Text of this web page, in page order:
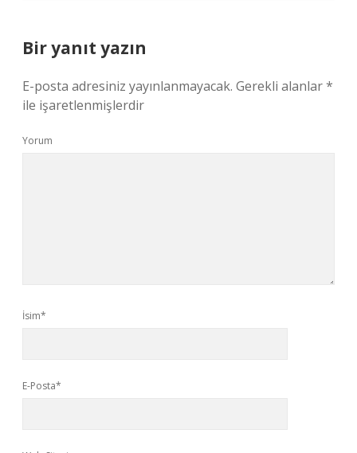
Bir yanıt yazın
E-posta adresiniz yayınlanmayacak. Gerekli alanlar*
ile işaretlenmişlerdir
Yorum
İsim*
E-Posta*